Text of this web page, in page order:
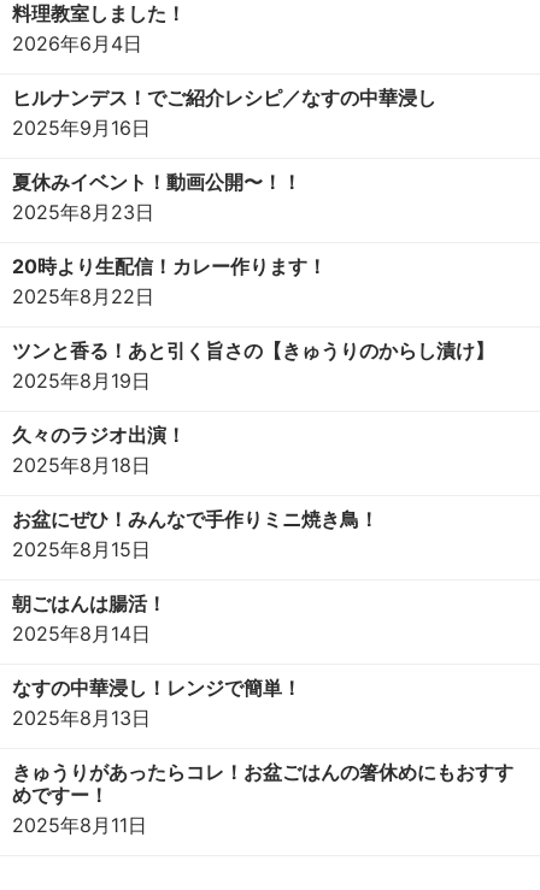
料理教室しました！
2026年6月4日
ヒルナンデス！でご紹介レシピ／なすの中華浸し
2025年9月16日
夏休みイベント！動画公開〜！！
2025年8月23日
20時より生配信！カレー作ります！
2025年8月22日
ツンと香る！あと引く旨さの【きゅうりのからし漬け】
2025年8月19日
久々のラジオ出演！
2025年8月18日
お盆にぜひ！みんなで手作りミニ焼き鳥！
2025年8月15日
朝ごはんは腸活！
2025年8月14日
なすの中華浸し！レンジで簡単！
2025年8月13日
きゅうりがあったらコレ！お盆ごはんの箸休めにもおすす
めですー！
2025年8月11日